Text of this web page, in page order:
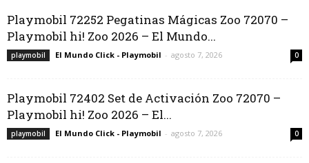
Playmobil 72252 Pegatinas Mágicas Zoo 72070 –
Playmobil hi! Zoo 2026 – El Mundo...
playmobil El Mundo Click - Playmobil - agosto 7, 2026 0
Playmobil 72402 Set de Activación Zoo 72070 –
Playmobil hi! Zoo 2026 – El...
playmobil El Mundo Click - Playmobil - agosto 7, 2026 0